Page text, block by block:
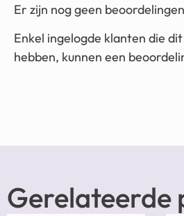
Er zijn nog geen beoordelingen
Enkel ingelogde klanten die
hebben, kunnen een
Gerelateerde